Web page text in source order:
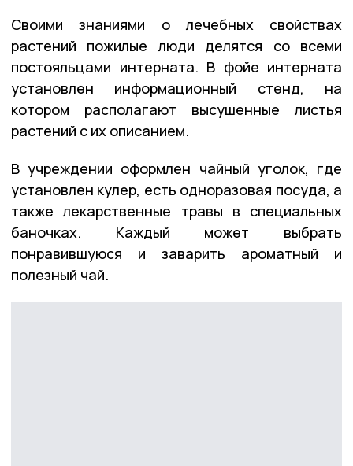
Своими знаниями о лечебных свойствах
растений пожилые люди делятся со всеми
постояльцами интерната. В фойе интерната
установлен информационный стенд, на
котором располагают высушенные листья
растений с их описанием.
В учреждении оформлен чайный уголок, где
установлен кулер, есть одноразовая посуда, а
также лекарственные травы в специальных
баночках. Каждый может выбрать
понравившуюся и заварить ароматный и
полезный чай.